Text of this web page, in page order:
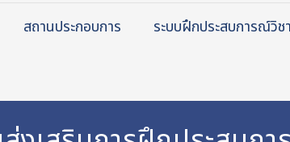
สถานประกอบการ ระบบฝึกประสบการณ์วิช